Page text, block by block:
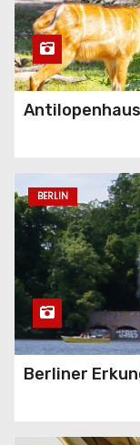
BERLIN
Berliner